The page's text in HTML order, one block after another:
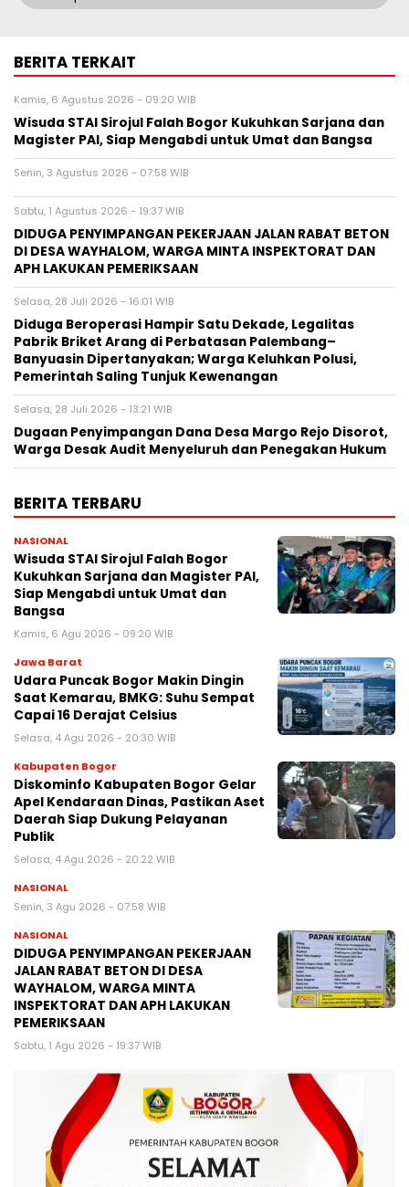
BERITA TERKAIT
Kamis, 6 Agustus 2026 - 09:20 WIB
Wisuda STAI Sirojul Falah Bogor Kukuhkan Sarjana dan
Magister PAI, Siap Mengabdi untuk Umat dan Bangsa
Senin, 3 Agustus 2026 - 07:58 WIB
Sabtu, 1 Agustus 2026 - 19:37 WIB
DIDUGA PENYIMPANGAN PEKERJAAN JALAN RABAT BETON
DI DESA WAYHALOM, WARGA MINTA INSPEKTORAT DAN
APH LAKUKAN PEMERIKSAAN
Selasa, 28 Juli 2026 - 16:01 WIB
Diduga Beroperasi Hampir Satu Dekade, Legalitas
Pabrik Briket Arang di Perbatasan Palembang–
Banyuasin Dipertanyakan; Warga Keluhkan Polusi,
Pemerintah Saling Tunjuk Kewenangan
Selasa, 28 Juli 2026 - 13:21 WIB
Dugaan Penyimpangan Dana Desa Margo Rejo Disorot,
Warga Desak Audit Menyeluruh dan Penegakan Hukum
BERITA TERBARU
NASIONAL
Wisuda STAI Sirojul Falah Bogor
Kukuhkan Sarjana dan Magister PAI,
Siap Mengabdi untuk Umat dan
Bangsa
Kamis, 6 Agu 2026 - 09:20 WIB
Jawa Barat
Udara Puncak Bogor Makin Dingin
Saat Kemarau, BMKG: Suhu Sempat
Capai 16 Derajat Celsius
Selasa, 4 Agu 2026 - 20:30 WIB
Kabupaten Bogor
Diskominfo Kabupaten Bogor Gelar
Apel Kendaraan Dinas, Pastikan Aset
Daerah Siap Dukung Pelayanan
Publik
Selasa, 4 Agu 2026 - 20:22 WIB
NASIONAL
Senin, 3 Agu 2026 - 07:58 WIB
NASIONAL
DIDUGA PENYIMPANGAN PEKERJAAN
JALAN RABAT BETON DI DESA
WAYHALOM, WARGA MINTA
INSPEKTORAT DAN APH LAKUKAN
PEMERIKSAAN
Sabtu, 1 Agu 2026 - 19:37 WIB